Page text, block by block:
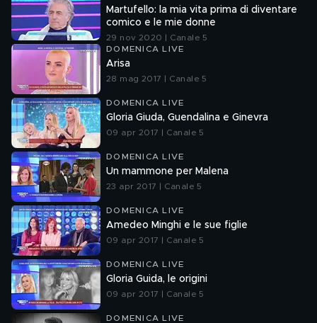
Martufello: la mia vita prima di diventare
comico e le mie donne
29 nov 2020 | Canale 5
DOMENICA LIVE
Arisa
28 mag 2017 | Canale 5
DOMENICA LIVE
Gloria Giuda, Guendalina e Ginevra
09 apr 2017 | Canale 5
DOMENICA LIVE
Un mammone per Malena
23 apr 2017 | Canale 5
DOMENICA LIVE
Amedeo Minghi e le sue figlie
09 apr 2017 | Canale 5
DOMENICA LIVE
Gloria Guida, le origini
09 apr 2017 | Canale 5
DOMENICA LIVE